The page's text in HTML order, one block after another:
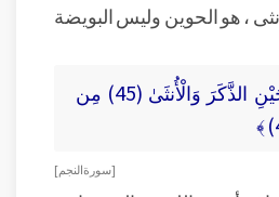
، هو الحوين وليس البويضة
﴿ وَأَنَّهُ خَلَقَ الزَّوْجَيْنِ الذَّكَرَ وَالْأُنثَىٰ (45) مِن
[ سورة النجم ]